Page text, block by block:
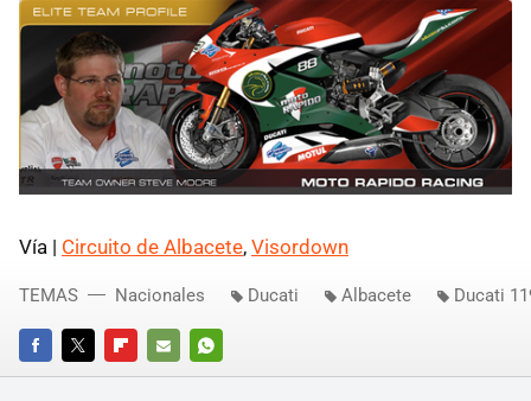
Vía | Circuito de Albacete, Visordown
FACEBOOKTWITTERFLIPBOARD
E-
WHATSAPP
TEMAS Nacionales Ducati Albacete Ducati